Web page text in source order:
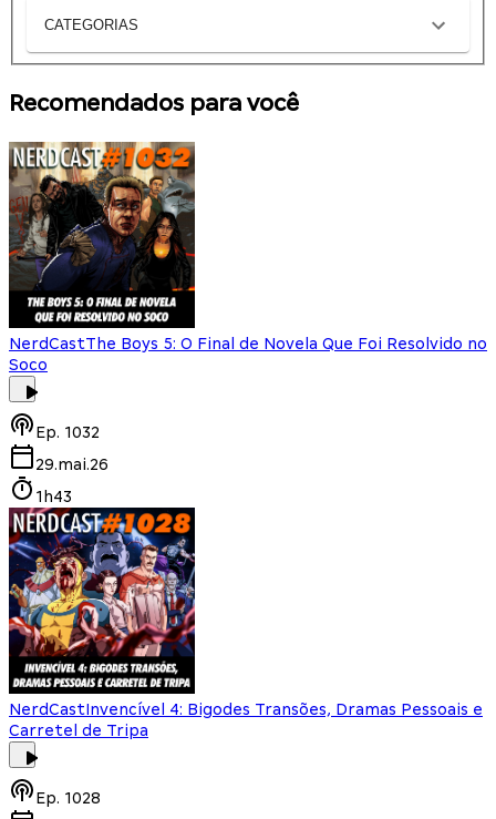
CATEGORIAS
Recomendados para você
NerdCastThe Boys 5: O Final de Novela Que Foi Resolvido no
Soco
Ep. 1032
29.mai.26
1h43
NerdCastInvencível 4: Bigodes Transões, Dramas Pessoais e
Carretel de Tripa
Ep. 1028